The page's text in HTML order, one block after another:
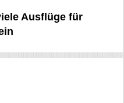
Ausflüge für